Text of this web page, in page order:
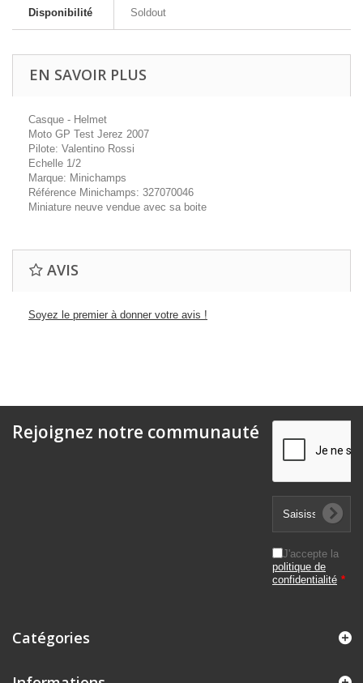
Disponibilité Soldout
EN SAVOIR PLUS
Casque - Helmet
Moto GP Test Jerez 2007
Pilote: Valentino Rossi
Echelle 1/2
Marque: Minichamps
Référence Minichamps: 327070046
Miniature neuve vendue avec sa boite
AVIS
Soyez le premier à donner votre avis !
Rejoignez notre communauté
J'accepte la
politique de
confidentialité *
Catégories